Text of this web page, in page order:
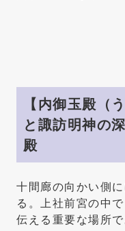
【内御玉殿（
と諏訪明神の
殿
十間廊の向かい側に
る。上社前宮の中
伝える重要な場所で